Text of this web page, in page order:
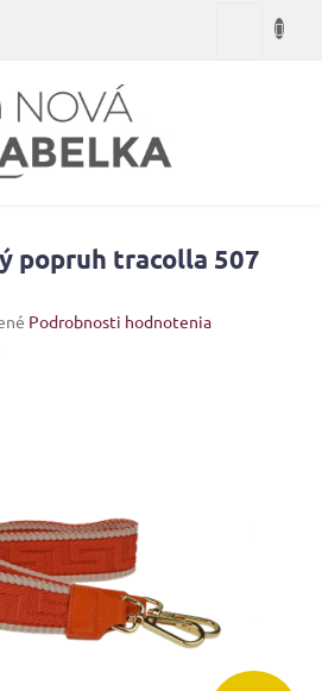
Nákupný
popruh tracolla 507
Podrobnosti hodnotenia